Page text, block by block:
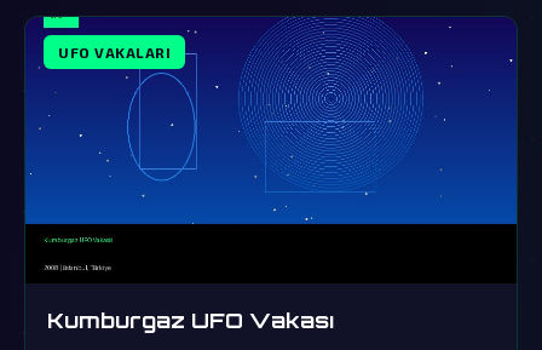
UFO VAKALARI
Kumburgaz UFO Vakası